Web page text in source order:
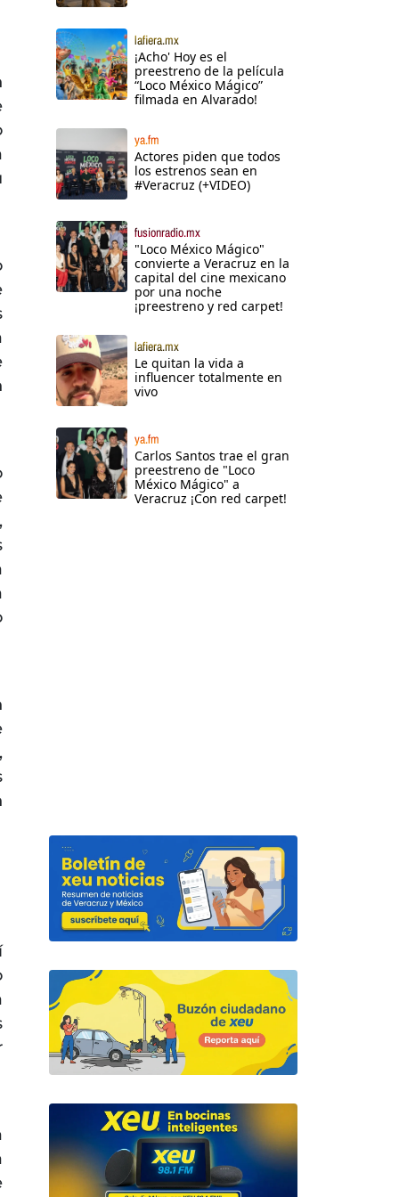
lafiera.mx
¡Acho' Hoy es el
preestreno de la película
“Loco México Mágico”
filmada en Alvarado!
ya.fm
Actores piden que todos
los estrenos sean en
#Veracruz (+VIDEO)
fusionradio.mx
"Loco México Mágico"
convierte a Veracruz en la
capital del cine mexicano
por una noche
¡preestreno y red carpet!
lafiera.mx
Le quitan la vida a
influencer totalmente en
vivo
ya.fm
Carlos Santos trae el gran
preestreno de "Loco
México Mágico" a
Veracruz ¡Con red carpet!